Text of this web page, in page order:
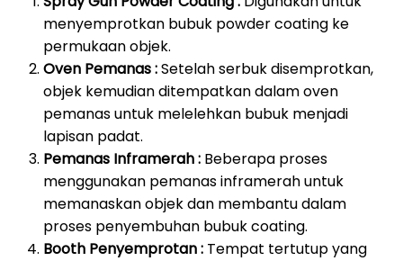
menyemprotkan bubuk powder coating ke
permukaan objek.
Oven Pemanas :Setelah serbuk disemprotkan,
objek kemudian ditempatkan dalam oven
pemanas untuk melelehkan bubuk menjadi
lapisan padat.
Pemanas Inframerah : Beberapa proses
menggunakan pemanas inframerah untuk
memanaskan objek dan membantu dalam
proses penyembuhan bubuk coating.
Booth Penyemprotan : Tempat tertutup yang